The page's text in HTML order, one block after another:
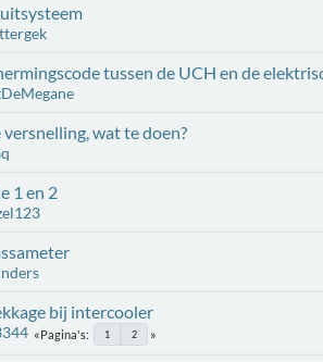
tussen de UCH en de
wat te doen?
1 en 2
bij intercooler
Pagina's 1 2